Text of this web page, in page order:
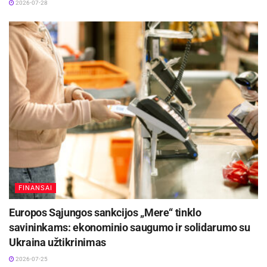
„Pastaruoju metu pastebime, kad
studentai vis rečiau linkę dalintis
gyvenamąja erdve su kitais. Šiandien jie
dažniausiai ieško atskiro būsto, kuriame
gyventų vieni ir turėtų savo nuosavą
erdvę poilsiui po studijų ar darbo. Todėl
rinkoje jau kurį laiką stebima tendencija,
kad vis mažiau studentų nuomojasi
būstą keliese ir labiau renkasi solo
variantus. Tai, žinoma, turi įtakos ir
kainų augimui“, – pastebi M.
Mikočiūnas.
Kainų pikas – liepą ir rugpjūtį
Pasak brokerio, ryškiausias nuomos kainų
2026-07-28
FINANSAI
Europos Sąjungos sankcijos „Mere“ tinklo
savininkams: ekonominio saugumo ir solidarumo su
Ukraina užtikrinimas
2026-07-25